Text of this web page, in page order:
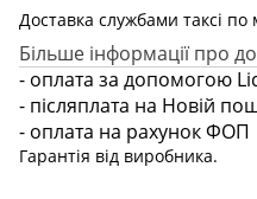
Доставка службами таксі по
Більше інформації про
- оплата за допомогою
- післяплата на Новій
- оплата на рахунок ФОП
Гарантія від виробника.